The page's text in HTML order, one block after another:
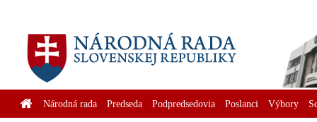
Národná rada Predseda Podpredsedovia Poslanci Výbory